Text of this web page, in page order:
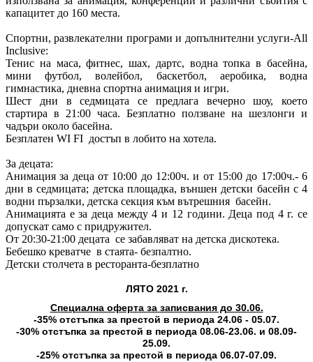
капацитет до 160 места.
Спортни, развлекателни програми и допълнителни услуги-Аll
Inclusive:
Тенис на маса, фитнес, шах, дартс, водна топка в басейна,
мини футбол, волейбол, баскетбол, аеробика, водна
гимнастика, дневна спортна анимация и игри.
Шест дни в седмицата се предлага вечерно шоу, което
стартира в 21:00 часа. Безплатно ползване на шезлонги и
чадъри около басейна.
Безплатен WI FI достъп в лобито на хотела.
За децата:
Анимация за деца от 10:00 до 12:00ч. и от 15:00 до 17:00ч.- 6
дни в седмицата; детска площадка, външен детски басейн с 4
водни пързалки, детска секция към вътрешния басейн.
Анимацията е за деца между 4 и 12 години. Деца под 4 г. се
допускат само с придружител.
От 20:30-21:00 децата се забавляват на детска дискотека.
Бебешко креватче в стаята- безпалтно.
Детски столчета в ресторанта-безплатно
ЛЯТО 2021 г.
Специална оферта за записвания до 30.06.
-35% отстъпка за престой в периода 24.06 - 05.07.
-30% отстъпка за престой в периода 08.06-23.06. и 08.09-
25.09.
-25% отстъпка за престой в периода 06.07-07.09.